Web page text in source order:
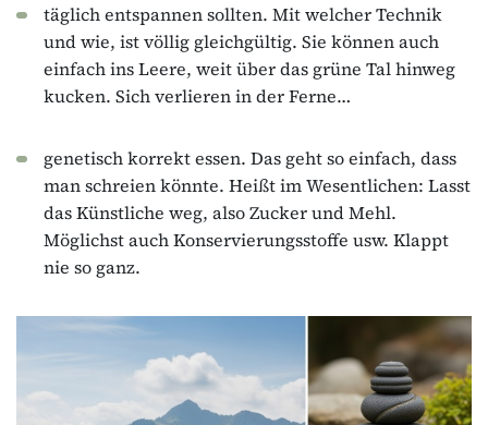
täglich entspannen sollten. Mit welcher Technik
und wie, ist völlig gleichgültig. Sie können auch
einfach ins Leere, weit über das grüne Tal hinweg
kucken. Sich verlieren in der Ferne…
genetisch korrekt essen. Das geht so einfach, dass
man schreien könnte. Heißt im Wesentlichen: Lasst
das Künstliche weg, also Zucker und Mehl.
Möglichst auch Konservierungsstoffe usw. Klappt
nie so ganz.